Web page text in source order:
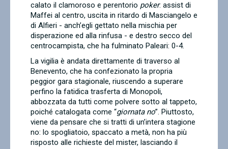
calato il clamoroso e perentorio poker: assist di
Maffei al centro, uscita in ritardo di Masciangelo e
di Alfieri - anch’egli gettato nella mischia per
disperazione ed alla rinfusa - e destro secco del
centrocampista, che ha fulminato Paleari: 0-4.
La vigilia è andata direttamente di traverso al
Benevento, che ha confezionato la propria
peggior gara stagionale, riuscendo a superare
perfino la fatidica trasferta di Monopoli,
abbozzata da tutti come polvere sotto al tappeto,
poiché catalogata come “giornata no”. Piuttosto,
viene da pensare che si tratti di un’intera stagione
no: lo spogliatoio, spaccato a metà, non ha più
risposto alle richieste del mister, lasciando il